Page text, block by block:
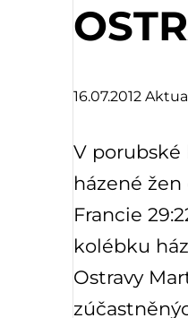
16.07.2012
V porubské
házené
Francie
kolébku
Ostravy